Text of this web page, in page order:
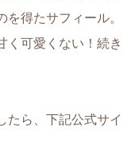
得たサフィール。
く可愛くない！続き
たら、下記公式サイ